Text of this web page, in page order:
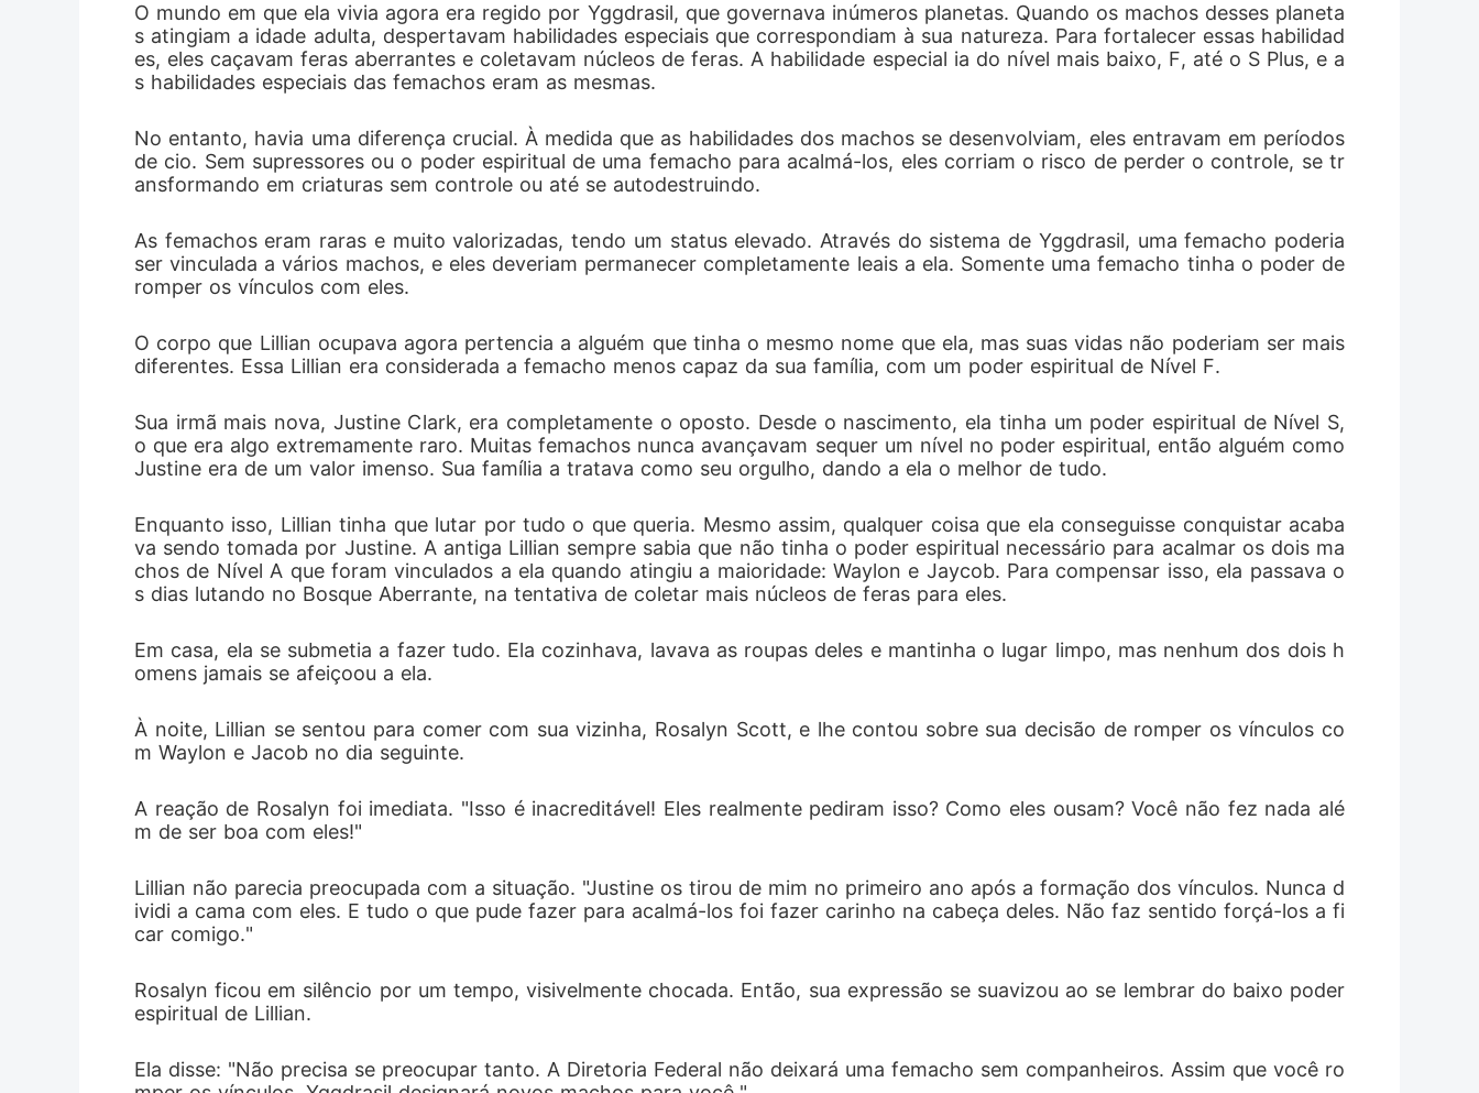
O mundo em que ela vivia agora era regido por Yggdrasil, que governava inúmeros planetas. Quando os machos desses planeta
s atingiam a idade adulta, despertavam habilidades especiais que correspondiam à sua natureza. Para fortalecer essas habilidad
es, eles caçavam feras aberrantes e coletavam núcleos de feras. A habilidade especial ia do nível mais baixo, F, até o S Plus, e a
s habilidades especiais das femachos eram as mesmas.
No entanto, havia uma diferença crucial. À medida que as habilidades dos machos se desenvolviam, eles entravam em períodos
de cio. Sem supressores ou o poder espiritual de uma femacho para acalmá-los, eles corriam o risco de perder o controle, se tr
ansformando em criaturas sem controle ou até se autodestruindo.
As femachos eram raras e muito valorizadas, tendo um status elevado. Através do sistema de Yggdrasil, uma femacho poderia
ser vinculada a vários machos, e eles deveriam permanecer completamente leais a ela. Somente uma femacho tinha o poder de
romper os vínculos com eles.
O corpo que Lillian ocupava agora pertencia a alguém que tinha o mesmo nome que ela, mas suas vidas não poderiam ser mais
diferentes. Essa Lillian era considerada a femacho menos capaz da sua família, com um poder espiritual de Nível F.
Sua irmã mais nova, Justine Clark, era completamente o oposto. Desde o nascimento, ela tinha um poder espiritual de Nível S,
o que era algo extremamente raro. Muitas femachos nunca avançavam sequer um nível no poder espiritual, então alguém como
Justine era de um valor imenso. Sua família a tratava como seu orgulho, dando a ela o melhor de tudo.
Enquanto isso, Lillian tinha que lutar por tudo o que queria. Mesmo assim, qualquer coisa que ela conseguisse conquistar acaba
va sendo tomada por Justine. A antiga Lillian sempre sabia que não tinha o poder espiritual necessário para acalmar os dois ma
chos de Nível A que foram vinculados a ela quando atingiu a maioridade: Waylon e Jaycob. Para compensar isso, ela passava o
s dias lutando no Bosque Aberrante, na tentativa de coletar mais núcleos de feras para eles.
Em casa, ela se submetia a fazer tudo. Ela cozinhava, lavava as roupas deles e mantinha o lugar limpo, mas nenhum dos dois h
omens jamais se afeiçoou a ela.
À noite, Lillian se sentou para comer com sua vizinha, Rosalyn Scott, e lhe contou sobre sua decisão de romper os vínculos co
m Waylon e Jacob no dia seguinte.
A reação de Rosalyn foi imediata. "Isso é inacreditável! Eles realmente pediram isso? Como eles ousam? Você não fez nada alé
m de ser boa com eles!"
Lillian não parecia preocupada com a situação. "Justine os tirou de mim no primeiro ano após a formação dos vínculos. Nunca d
ividi a cama com eles. E tudo o que pude fazer para acalmá-los foi fazer carinho na cabeça deles. Não faz sentido forçá-los a fi
car comigo."
Rosalyn ficou em silêncio por um tempo, visivelmente chocada. Então, sua expressão se suavizou ao se lembrar do baixo poder
espiritual de Lillian.
Ela disse: "Não precisa se preocupar tanto. A Diretoria Federal não deixará uma femacho sem companheiros. Assim que você ro